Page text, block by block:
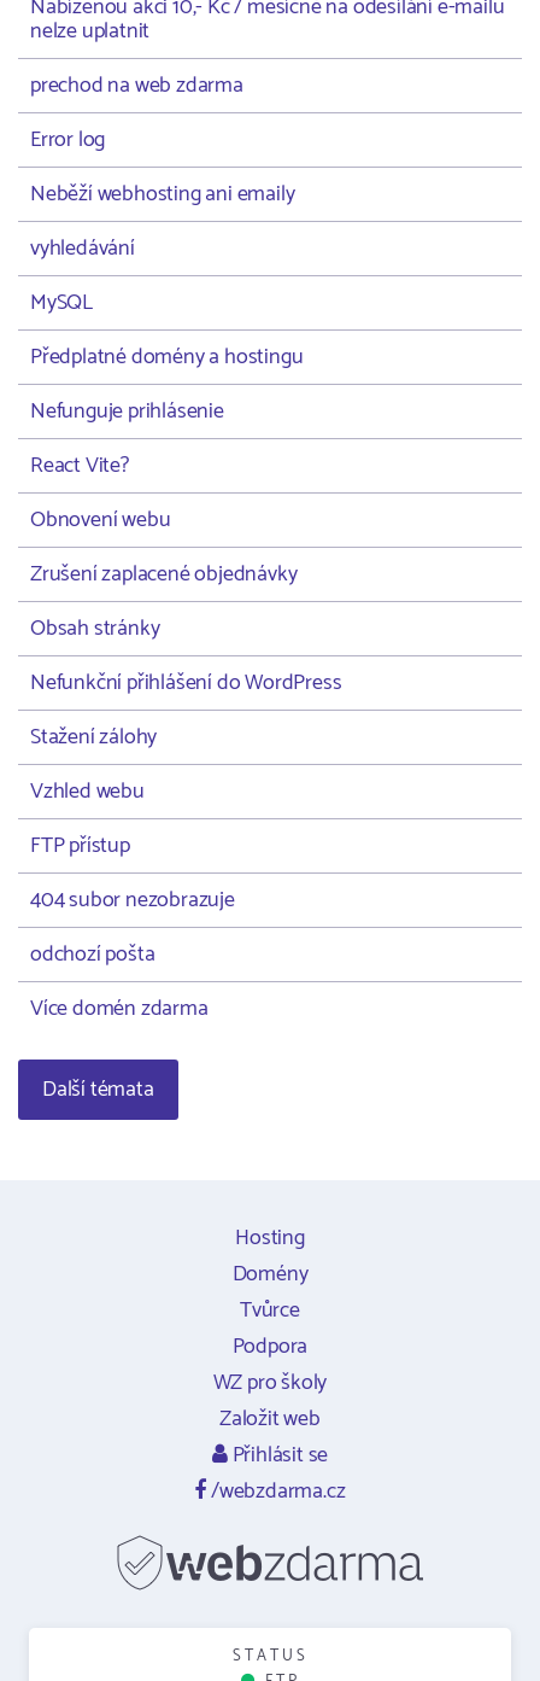
Nabízenou akci 10,- Kč / měsíčně na odesílání e-mailu
nelze uplatnit
prechod na web zdarma
Error log
Neběží webhosting ani emaily
vyhledávání
MySQL
Předplatné domény a hostingu
Nefunguje prihlásenie
React Vite?
Obnovení webu
Zrušení zaplacené objednávky
Obsah stránky
Nefunkční přihlášení do WordPress
Stažení zálohy
Vzhled webu
FTP přístup
404 subor nezobrazuje
odchozí pošta
Více domén zdarma
Další témata
Hosting
Domény
Tvůrce
Podpora
WZ pro školy
Založit web
Přihlásit se
/webzdarma.cz
STATUS